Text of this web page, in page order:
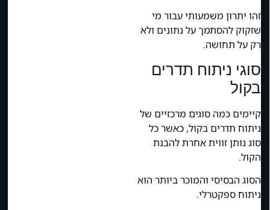
זהו יתרון משמעותי עבור מי
שזקוק להסתמך על נתונים ולא
רק על תחושה.
סוגי ניתוח תדרים
בקול
קיימים כמה סוגים מרכזיים של
ניתוח תדרים בקול, כאשר כל
סוג נותן זווית אחרת להבנת
הקול.
הסוג הבסיסי והמוכר ביותר הוא
ניתוח ספקטרלי.